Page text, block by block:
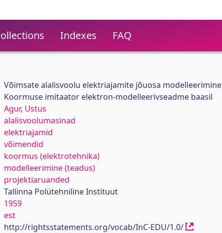
Indexes FAQ
Võimsate alalisvoolu elektriajamite jõuosa modelleerimine
Koormuse imitaator elektron-modelleerivseadme baasil
Agur, Ustus
alalisvoolumasinad
elektriajamid
võimendid
koormus (elektrotehnika)
modelleerimine (teadus)
projektiaruanded
Tallinna Polütehniline Instituut
1959
est
http://rightsstatements.org/vocab/InC-EDU/1.0/